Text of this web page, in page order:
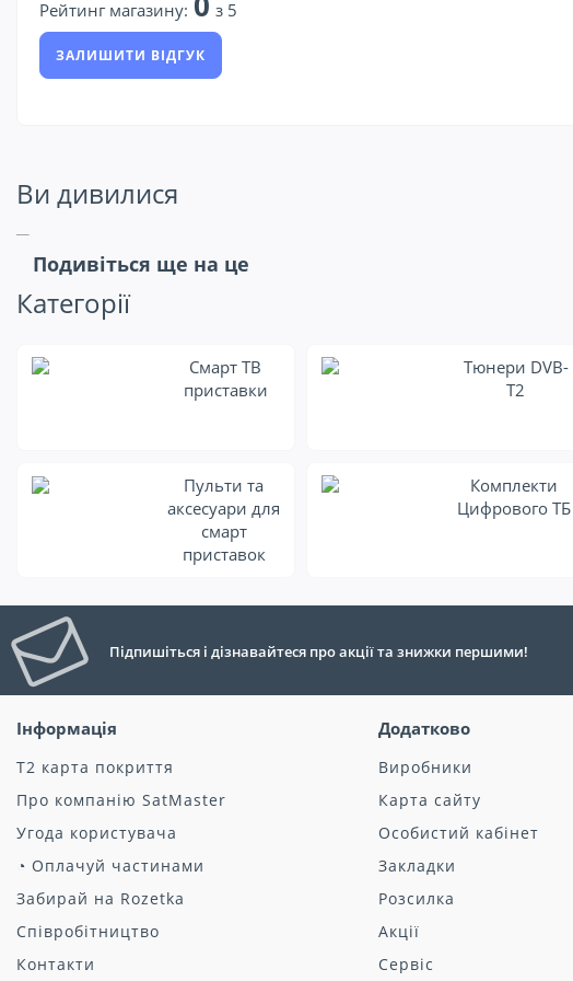
Рейтинг магазину: з 5
ЗАЛИШИТИ ВІДГУК
Ви дивилися
Подивіться ще на це
Категорії
Смарт ТВ
приставки
Тюнери DVB-
T2
Пульти та
аксесуари для
смарт
приставок
Комплекти
Цифрового ТБ
Підпишіться і дізнавайтеся про акції та знижки першими!
Інформація
Т2 карта покриття
Про компанію SatMaster
Угода користувача
◔ Оплачуй частинами
Забирай на Rozetka
Співробітництво
Контакти
Додатково
Виробники
Карта сайту
Особистий кабінет
Закладки
Розсилка
Акції
Сервіс